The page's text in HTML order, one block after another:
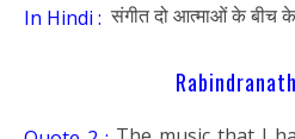
In Hindi : संगीत दो आत्माओं के बीच